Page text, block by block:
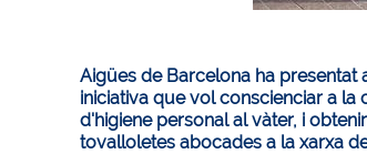
Aigües de Barcelona ha presentat
iniciativa que vol conscienciar a
d'higiene personal al vàter, i
tovalloletes abocades a la xarxa